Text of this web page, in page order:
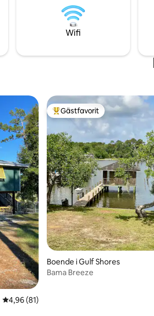
Wifi
4,96 av 5 i genomsnittligt betyg, 81
4,96 (81)
Populär gästfavorit
Gästfavorit
Boende i Gulf Shores
Bama Breeze